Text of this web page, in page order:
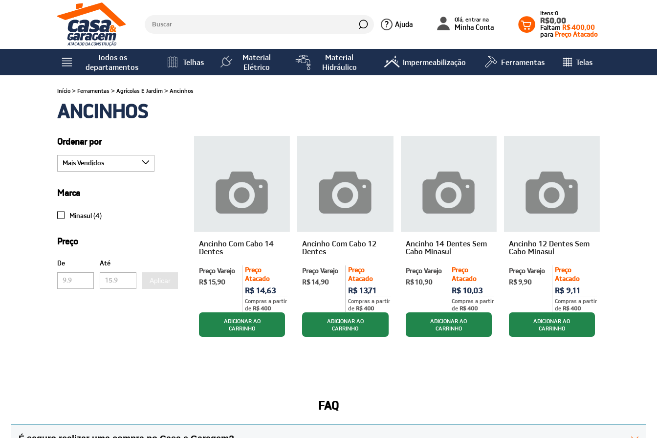
? Ajuda Olá, entrar na
Minha Conta
0
R$0,00
Faltam R$ 400,00
para Preço Atacado
Todos os
departamentos
Telhas
Material
Elétrico
Material
Hidráulico
Impermeabilização Ferramentas Telas
Início > Ferramentas > Agrícolas E Jardim > Ancinhos
ANCINHOS
Ordenar por
Marca
Minasul (4)
Preço
De Até
Aplicar
Ancinho Com Cabo 14
Dentes
Preço
Atacado
R$ 14,63
Compras a partir
de R$ 400
Preço Varejo
R$ 15,90
Ancinho Com Cabo 12
Dentes
Preço
Atacado
R$ 13,71
Compras a partir
de R$ 400
Preço Varejo
R$ 14,90
Ancinho 14 Dentes Sem
Cabo Minasul
Preço
Atacado
R$ 10,03
Compras a partir
de R$ 400
Preço Varejo
R$ 10,90
Ancinho 12 Dentes Sem
Cabo Minasul
Preço
Atacado
R$ 9,11
Compras a partir
de R$ 400
Preço Varejo
R$ 9,90
FAQ